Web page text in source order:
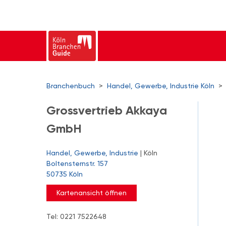
Branchenbuch > Handel, Gewerbe, Industrie Köln >
Grossvertrieb Akkaya
GmbH
Handel, Gewerbe, Industrie | Köln
Boltensternstr. 157
50735 Köln
Kartenansicht öffnen
Tel: 0221 7522648